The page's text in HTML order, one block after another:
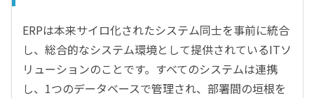
ERPは本来サイロ化されたシステム同士を事前に統合
し、総合的なシステム環境として提供されているITソ
リューションのことです。すべてのシステムは連携
し、1つのデータベースで管理され、部署間の垣根を